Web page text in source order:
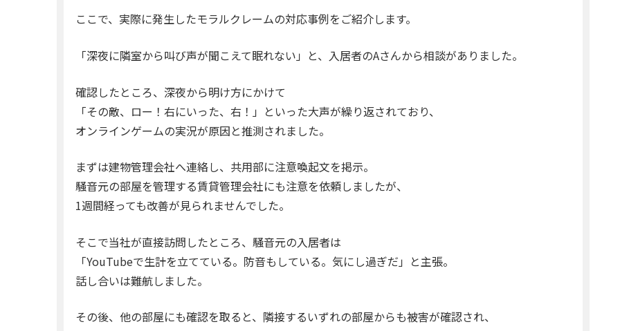
ここで、実際に発生したモラルクレームの対応事例をご紹介します。
「深夜に隣室から叫び声が聞こえて眠れない」と、入居者のAさんから相談がありました。
確認したところ、深夜から明け方にかけて
「その敵、ロー！右にいった、右！」といった大声が繰り返されており、
オンラインゲームの実況が原因と推測されました。
まずは建物管理会社へ連絡し、共用部に注意喚起文を掲示。
騒音元の部屋を管理する賃貸管理会社にも注意を依頼しましたが、
1週間経っても改善が見られませんでした。
そこで当社が直接訪問したところ、騒音元の入居者は
「YouTubeで生計を立てている。防音もしている。気にし過ぎだ」と主張。
話し合いは難航しました。
その後、他の部屋にも確認を取ると、隣接するいずれの部屋からも被害が確認され、